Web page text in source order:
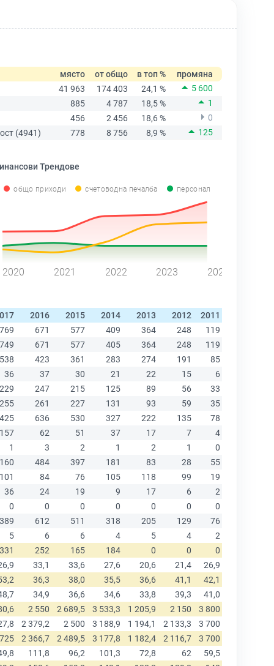
място от общо в топ %
промяна
41 963
174 403 24,1 %
5 600
885
4 787 18,5 %
1
456
2 456 18,6 %
0
(4941)
778 8 756 8,9 % 125
Трендове
общо приходи счетоводна печалба персонал
2020 2021 2022 2023 2024
2016 2015 2014 2013 2012 2011